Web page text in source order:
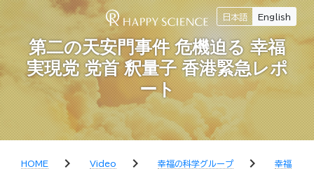
日本語 English
第二の天安門事件 危機迫る 幸福
実現党 党首 釈量子 香港緊急レポ
ート
HOME chevron_right Video chevron_right 幸福の科学グループ chevron_right
幸福